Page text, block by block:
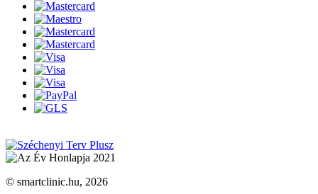
© smartclinic.hu, 2026